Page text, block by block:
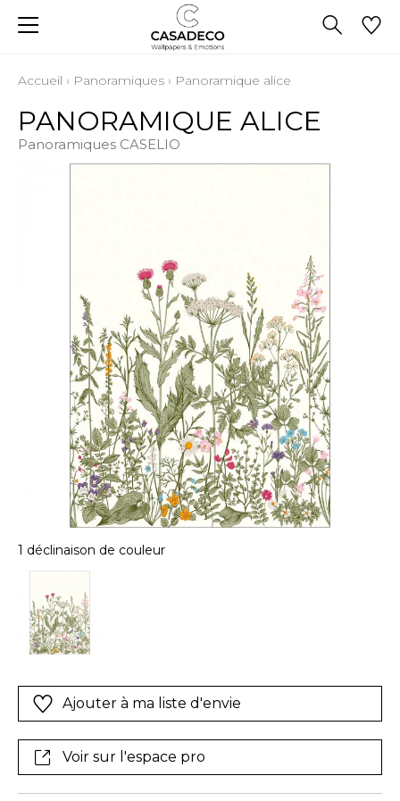
Accueil › Panoramiques › Panoramique alice
PANORAMIQUE ALICE
Panoramiques CASELIO
1 déclinaison de couleur
Ajouter à ma liste d'envie
Voir sur l'espace pro